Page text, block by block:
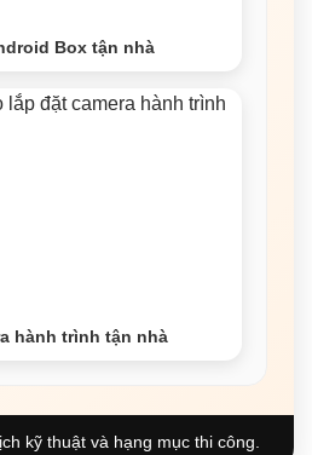
Box tận nhà
hành trình tận nhà
kỹ thuật và hạng mục thi công.